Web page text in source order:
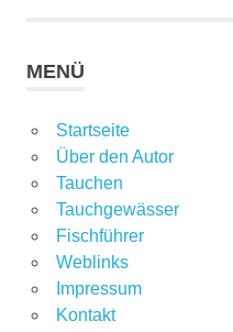
MENÜ
Startseite
Über den Autor
Tauchen
Tauchgewässer
Fischführer
Weblinks
Impressum
Kontakt